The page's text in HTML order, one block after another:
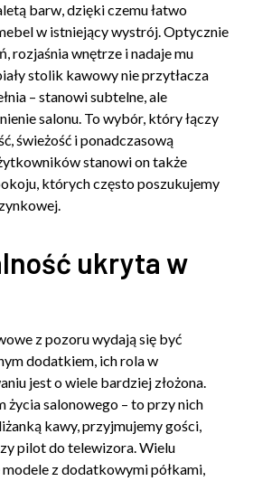
barw, dzięki czemu łatwo
w istniejący wystrój. Optycznie
rozjaśnia wnętrze i nadaje mu
stolik kawowy nie przytłacza
– stanowi subtelne, ale
salonu. To wybór, który łączy
świeżość i ponadczasową
stanowi on także
których często poszukujemy
ukryta w
z pozoru wydają się być
dodatkiem, ich rola w
jest o wiele bardziej złożona.
życia salonowego – to przy nich
kawy, przyjmujemy gości,
pilot do telewizora. Wielu
z dodatkowymi półkami,